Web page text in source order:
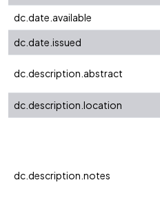
dc.date.available
dc.date.issued
dc.description.abstract
dc.description.location
dc.description.notes